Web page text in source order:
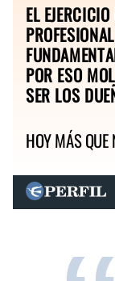
EL
POR ESO
SER LOS
HOY MÁS QUE